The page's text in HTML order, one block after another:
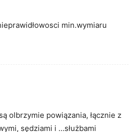
min.wymiaru
olbrzymie powiązania, łącznie z
sędziami i …służbami